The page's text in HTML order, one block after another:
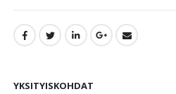
YKSITYISKOHDAT